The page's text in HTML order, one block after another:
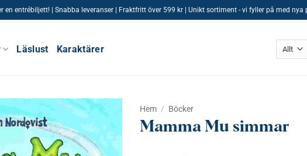
en entrébiljett! | Snabba leveranser | Fraktfritt över 599 kr | Unikt sortiment - vi fyller på med nya
Läslust Karaktärer
Hem / Böcker
Mamma Mu simmar